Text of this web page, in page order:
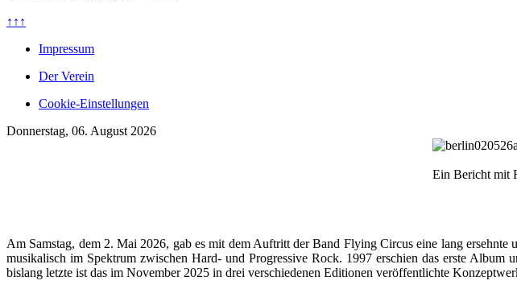
↑↑↑
Impressum
Der Verein
Cookie-Einstellungen
Donnerstag, 06. August 2026
Ein Bericht mit
Am Samstag, dem 2. Mai 2026, gab es mit dem Auftritt der Band Flying Circus eine lang
musikalisch im Spektrum zwischen Hard- und Progressive Rock. 1997 erschien das erste
bislang letzte ist das im November 2025 in drei verschiedenen Editionen veröffentlichte